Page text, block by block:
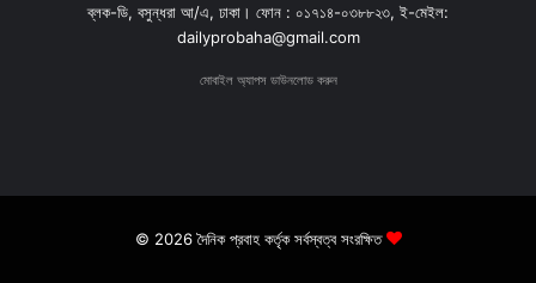
ব্লক-ডি, বসুন্ধরা আ/এ, ঢাকা। ফোন : ০১৭১৪-০৩৮৮২৩, ই-মেইল:
dailyprobaha@gmail.com
মোবাইল অ্যাপস ডাউনলোড করুন
© 2026 দৈনিক প্রবাহ কর্তৃক সর্বস্বত্ব সংরক্ষিত